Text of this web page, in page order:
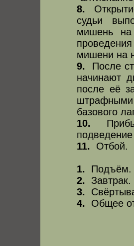
8.
судьи
мишень на
мишени на
9. После
начинают
после её
базового
10.
11. Отбой.
1. Подъём.
2. Завтрак.
3.
4. Общее